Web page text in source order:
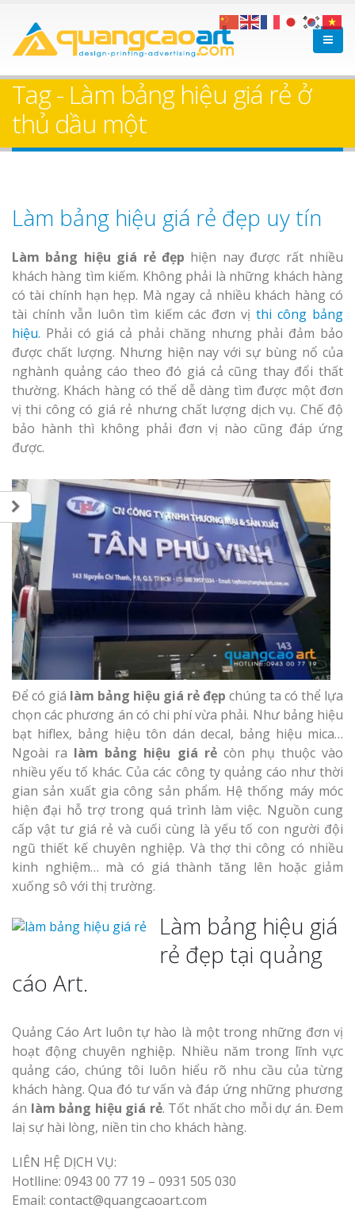
Tag - Làm bảng hiệu giá rẻ ở
thủ dầu một
Làm bảng hiệu giá rẻ đẹp uy tín
Làm bảng hiệu giá rẻ đẹp hiện nay được rất nhiều
khách hàng tìm kiếm. Không phải là những khách hàng
có tài chính hạn hẹp. Mà ngay cả nhiều khách hàng có
tài chính vẫn luôn tìm kiếm các đơn vịthi công bảng
hiệu. Phải có giá cả phải chăng nhưng phải đảm bảo
được chất lượng. Nhưng hiện nay với sự bùng nổ của
nghành quảng cáo theo đó giá cả cũng thay đổi thất
thường. Khách hàng có thể dễ dàng tìm được một đơn
vị thi công có giá rẻ nhưng chất lượng dịch vụ. Chế độ
bảo hành thì không phải đơn vị nào cũng đáp ứng
được.
Để có giá làm bảng hiệu giá rẻ đẹp chúng ta có thể lựa
chọn các phương án có chi phí vừa phải. Như bảng hiệu
bạt hiflex, bảng hiệu tôn dán decal, bảng hiệu mica…
Ngoài ra làm bảng hiệu giá rẻcòn phụ thuộc vào
nhiều yếu tố khác. Của các công ty quảng cáo như thời
gian sản xuất gia công sản phẩm. Hệ thống máy móc
hiện đại hỗ trợ trong quá trình làm việc. Nguồn cung
cấp vật tư giá rẻ và cuối cùng là yếu tố con người đội
ngũ thiết kế chuyên nghiệp. Và thợ thi công có nhiều
kinh nghiệm… mà có giá thành tăng lên hoặc giảm
xuống sô với thị trường.
Làm bảng hiệu giá
rẻ đẹp tại quảng
cáo Art.
Quảng Cáo Art luôn tự hào là một trong những đơn vị
hoạt động chuyên nghiệp. Nhiều năm trong lĩnh vực
quảng cáo, chúng tôi luôn hiểu rõ nhu cầu của từng
khách hàng. Qua đó tư vấn và đáp ứng những phương
án làm bảng hiệu giá rẻ. Tốt nhất cho mỗi dự án. Đem
laị sự hài lòng, niền tin cho khách hàng.
LIÊN HỆ DỊCH VỤ:
Hotlline: 0943 00 77 19 – 0931 505 030
Email: contact@quangcaoart.com